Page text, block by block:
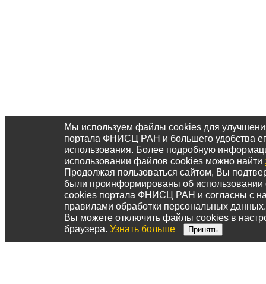
Мы используем файлы cookies для
портала ФНИСЦ РАН и большего удобства
использования. Более подробную
использовании файлов cookies можно найти
Продолжая пользоваться сайтом, Вы
были проинформированы об
cookies портала ФНИСЦ РАН и согласны с
правилами обработки персональных данных.
Вы можете отключить файлы cookies в
браузера. Узнать больше Принять